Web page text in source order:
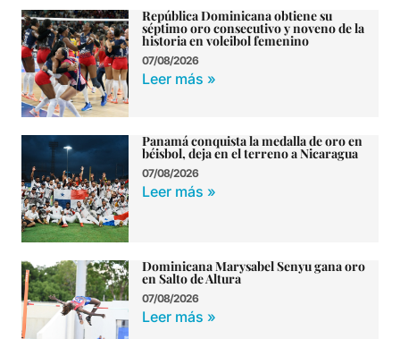
República Dominicana obtiene su
séptimo oro consecutivo y noveno de la
historia en voleibol femenino
07/08/2026
Leer más »
Panamá conquista la medalla de oro en
béisbol, deja en el terreno a Nicaragua
07/08/2026
Leer más »
Dominicana Marysabel Senyu gana oro
en Salto de Altura
07/08/2026
Leer más »